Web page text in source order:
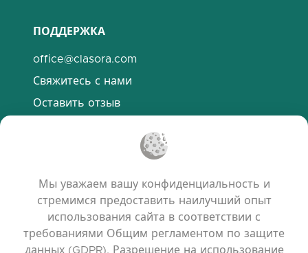
ПОДДЕРЖКА
office@clasora.com
Свяжитесь с нами
Оставить отзыв
Часто задаваемые вопросы
Политика конфиденциальности
Политика использования файлов cookie
Мы уважаем вашу конфиденциальность и
стремимся предоставить наилучший опыт
использования сайта в соответствии с
требованиями Общим регламентом по защите
данных (GDPR). Разрешение на использование